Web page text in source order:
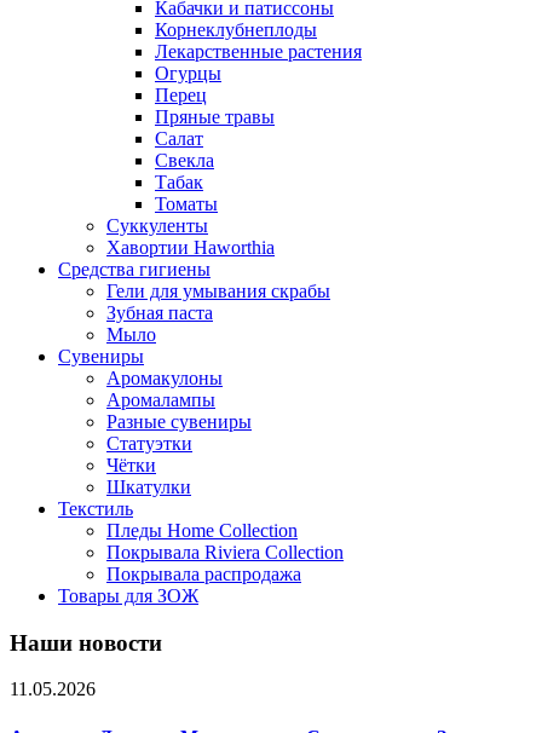
Кабачки и патиссоны
Корнеклубнеплоды
Лекарственные растения
Огурцы
Перец
Пряные травы
Салат
Свекла
Табак
Томаты
Суккуленты
Хавортии Haworthia
Средства гигиены
Гели для умывания скрабы
Зубная паста
Мыло
Сувениры
Аромакулоны
Аромалампы
Разные сувениры
Статуэтки
Чётки
Шкатулки
Текстиль
Пледы Home Collection
Покрывала Riviera Collection
Покрывала распродажа
Товары для ЗОЖ
Наши новости
11.05.2026